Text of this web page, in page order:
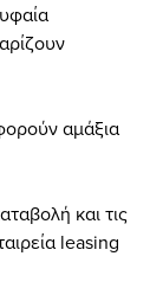
αμάξια
και τις
leasing